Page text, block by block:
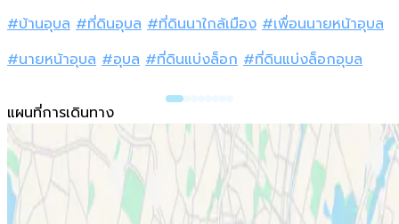
#บ้านอุบล #ที่ดินอุบล #ที่ดินนาใกล้เมือง #เพื่อนนายหน้าอุบล
#นายหน้าอุบล #อุบล #ที่ดินแบ่งล็อก #ที่ดินแบ่งล็อกอุบล
แผนที่การเดินทาง